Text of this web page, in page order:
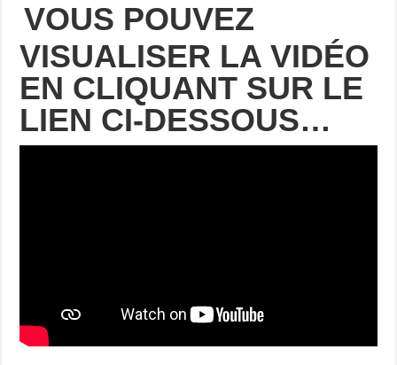
VOUS POUVEZ
VISUALISER LA VIDÉO
EN CLIQUANT SUR LE
LIEN CI-DESSOUS…